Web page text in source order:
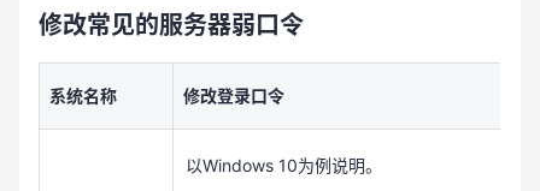
修改常见的服务器弱口令
系统名称 修改登录口令
以Windows 10为例说明。